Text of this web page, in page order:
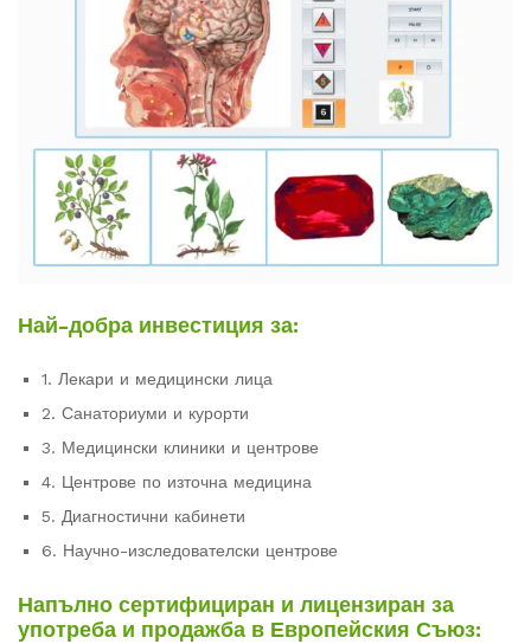
Най-добра инвестиция за:
1. Лекари и медицински лица
2. Санаториуми и курорти
3. Медицински клиники и центрове
4. Центрове по източна медицина
5. Диагностични кабинети
6. Научно-изследователски центрове
Напълно сертифициран и лицензиран за
употреба и продажба в Европейския Съюз: